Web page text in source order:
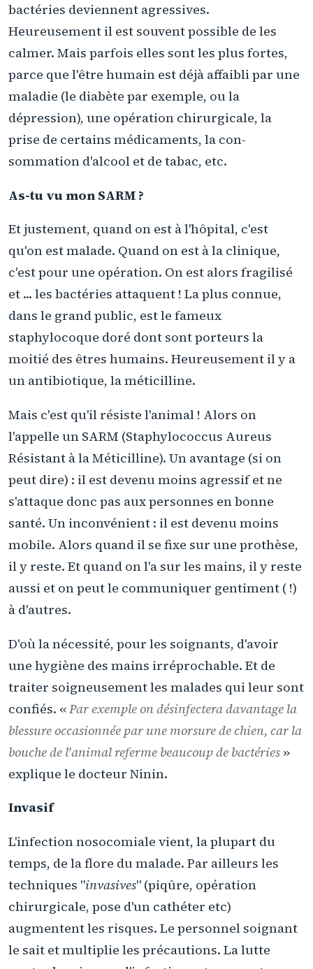
bactéries deviennent agressives.
Heureusement il est souvent possible de les
calmer. Mais parfois elles sont les plus fortes,
parce que l'être humain est déjà affaibli par une
maladie (le diabète par exemple, ou la
dépression), une opération chirurgicale, la
prise de certains médicaments, la con-
sommation d'alcool et de tabac, etc.
As-tu vu mon SARM ?
Et justement, quand on est à l'hôpital, c'est
qu'on est malade. Quand on est à la clinique,
c'est pour une opération. On est alors fragilisé
et ... les bactéries attaquent ! La plus connue,
dans le grand public, est le fameux
staphylocoque doré dont sont porteurs la
moitié des êtres humains. Heureusement il y a
un antibiotique, la méticilline.
Mais c'est qu'il résiste l'animal ! Alors on
l'appelle un SARM (Staphylococcus Aureus
Résistant à la Méticilline). Un avantage (si on
peut dire) : il est devenu moins agressif et ne
s'attaque donc pas aux personnes en bonne
santé. Un inconvénient : il est devenu moins
mobile. Alors quand il se fixe sur une prothèse,
il y reste. Et quand on l'a sur les mains, il y reste
aussi et on peut le communiquer gentiment ( !)
à d'autres.
D'où la nécessité, pour les soignants, d'avoir
une hygiène des mains irréprochable. Et de
traiter soigneusement les malades qui leur sont
confiés. «Par exemple on désinfectera davantage la
blessure occasionnée par une morsure de chien, car la
bouche de l'animal referme beaucoup de bactéries »
explique le docteur Ninin.
Invasif
L'infection nosocomiale vient, la plupart du
temps, de la flore du malade. Par ailleurs les
techniques "invasives" (piqûre, opération
chirurgicale, pose d'un cathéter etc)
augmentent les risques. Le personnel soignant
le sait et multiplie les précautions. La lutte